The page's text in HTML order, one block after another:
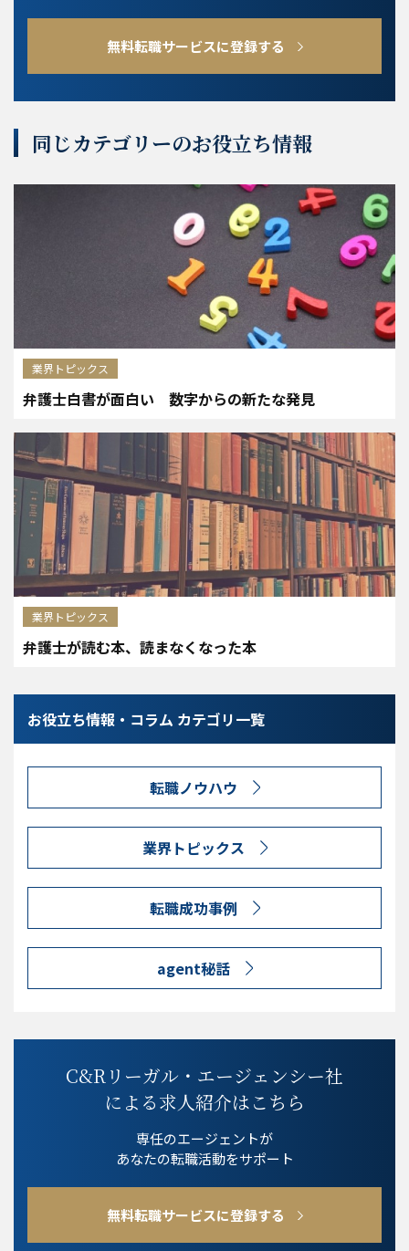
無料転職サービスに登録する
同じカテゴリーのお役立ち情報
業界トピックス
弁護士白書が面白い 数字からの新たな発見
業界トピックス
弁護士が読む本、読まなくなった本
お役立ち情報・コラム カテゴリ一覧
転職ノウハウ
業界トピックス
転職成功事例
agent秘話
C&Rリーガル・エージェンシー社
による求人紹介はこちら
専任のエージェントが
あなたの転職活動をサポート
無料転職サービスに登録する